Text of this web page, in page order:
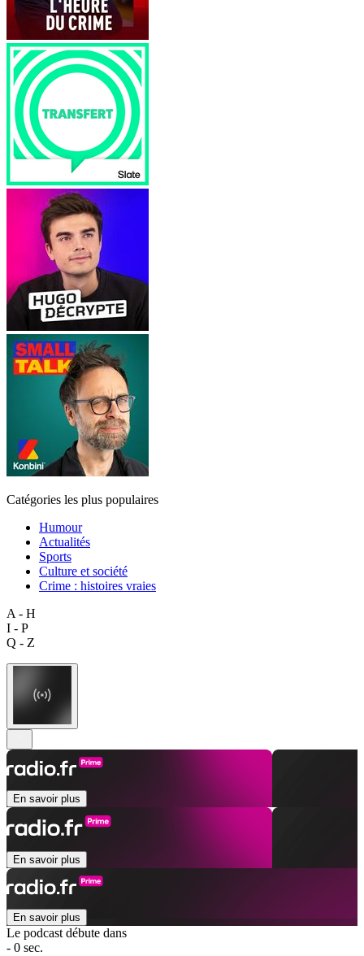
Catégories les plus populaires
Humour
Actualités
Sports
Culture et société
Crime : histoires vraies
A - H
I - P
Q - Z
En savoir plus
En savoir plus
En savoir plus
Le podcast débute dans
- 0 sec.